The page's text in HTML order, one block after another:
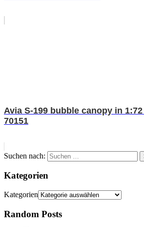
Avia S-199 bubble canopy in
70151
Suchen nach:
Kategorien
Kategorien
Random Posts